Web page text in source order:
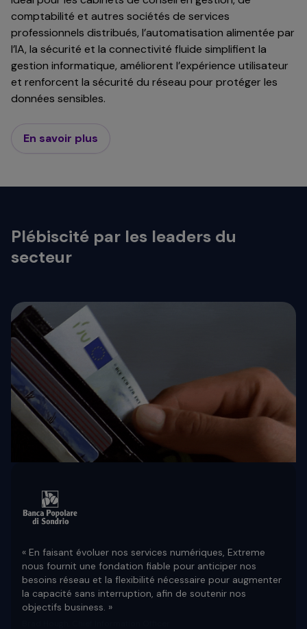
comptabilité et autres sociétés de services
professionnels distribués, l’automatisation alimentée par
l’IA, la sécurité et la connectivité fluide simplifient la
gestion informatique, améliorent l’expérience utilisateur
et renforcent la sécurité du réseau pour protéger les
données sensibles.
En savoir plus
Plébiscité par les leaders du
secteur
« En faisant évoluer nos services numériques, Extreme
nous fournit une fondation fiable pour anticiper nos
besoins réseau et la flexibilité nécessaire pour augmenter
la capacité sans interruption, afin de soutenir nos
objectifs business. »